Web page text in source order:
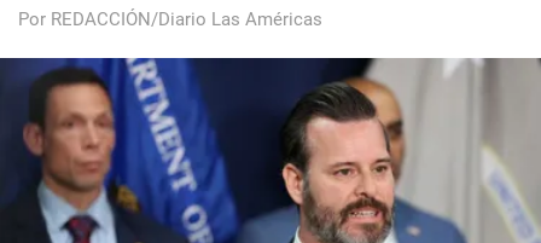
Por REDACCIÓN/Diario Las Américas